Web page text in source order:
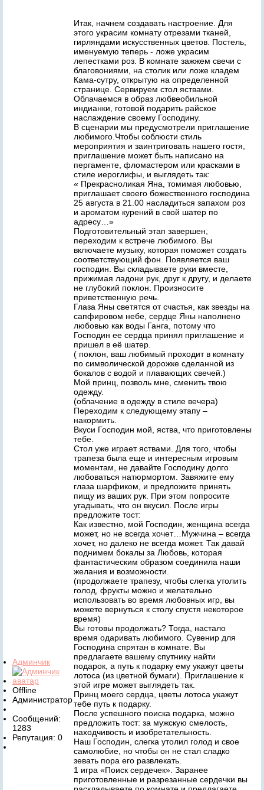
Админчик
Offline
Администратор
Сообщений:
1283
Репутация: 0
Итак, начнем создавать настроение. Для
этого украсим комнату отрезами тканей,
гирляндами искусственных цветов. Постель,
именуемую теперь - ложе украсим
лепестками роз. В комнате зажжем свечи с
благовониями, на столик или ложе кладем
Кама-сутру, открытую на определенной
странице. Сервируем стол яствами.
Облачаемся в образ любвеобильной
индианки, готовой подарить райское
наслаждение своему Господину.
В сценарии мы предусмотрели приглашение
любимого.Чтобы соблюсти стиль
мероприятия и заинтриговать нашего гостя,
приглашение может быть написано на
пергаменте, фломастером или красками в
стиле иероглифы, и выглядеть так:
« Прекрасноликая Яна, томимая любовью,
приглашает своего божественного господина
25 августа в 21.00 насладиться запахом роз
и ароматом курений в свой шатер по
адресу…»
Подготовительный этап завершен,
переходим к встрече любимого. Вы
включаете музыку, которая поможет создать
соответствующий фон. Появляется ваш
господин. Вы складываете руки вместе,
прижимая ладони рук, друг к другу, и делаете
не глубокий поклон. Произносите
приветственную речь.
Глаза Яны светятся от счастья, как звезды на
сапфировом небе, сердце Яны наполнено
любовью как воды Ганга, потому что
Господин ее сердца принял приглашение и
пришел в её шатер.
( поклон, ваш любимый проходит в комнату
по символической дорожке сделанной из
бокалов с водой и плавающих свечей.)
Мой принц, позволь мне, сменить твою
одежду.
(облачение в одежду в стиле вечера)
Переходим к следующему этапу –
накормить.
Вкуси Господин мой, яства, что приготовлены
тебе.
Стол уже играет яствами. Для того, чтобы
трапеза была еще и интересным игровым
моментам, не давайте Господину долго
любоваться натюрмортом. Завяжите ему
глаза шарфиком, и предложите принять
пищу из ваших рук. При этом попросите
угадывать, что он вкусил. После игры
предложите тост:
Как известно, мой Господин, женщина всегда
может, но не всегда хочет…Мужчина – всегда
хочет, но далеко не всегда может. Так давай
поднимем бокалы за Любовь, которая
фантастическим образом соединила наши
желания и возможности.
(продолжаете трапезу, чтобы слегка утолить
голод, фрукты можно и желательно
использовать во время любовных игр, вы
можете вернуться к столу спустя некоторое
время)
Вы готовы продолжать? Тогда, настало
время одаривать любимого. Сувенир для
Господина спрятан в комнате. Вы
предлагаете вашему спутнику найти
подарок, а путь к подарку ему укажут цветы
лотоса (из цветной бумаги). Приглашение к
этой игре может выглядеть так.
Принц моего сердца, цветы лотоса укажут
тебе путь к подарку.
После успешного поиска подарка, можно
предложить тост: за мужскую смелость,
находчивость и изобретательность.
Наш Господин, слегка утолил голод и свое
самолюбие, но чтобы он не стал сладко
зевать пора его развлекать.
1 игра «Поиск сердечек». Заранее
приготовленные и разрезанные сердечки вы